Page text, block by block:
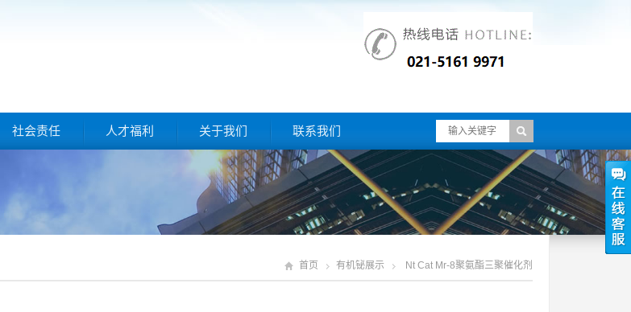
社会责任 人才福利 关于我们 联系我们
首页 有机铋展示 Nt Cat Mr-8聚氨酯三聚催化剂